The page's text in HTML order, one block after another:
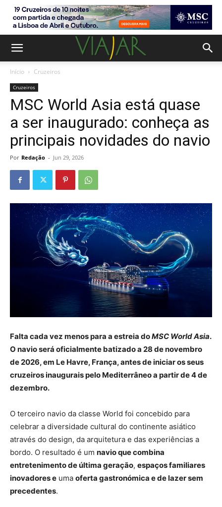
Início Cruzeiros
Cruzeiros
MSC World Asia está quase
a ser inaugurado: conheça as
principais novidades do navio
Por Redação - Jun 29, 2026
Falta cada vez menos para a estreia doMSC World Asia.
O navio será oficialmente batizado a 28 de novembro
de 2026, em Le Havre, França, antes de iniciar os seus
cruzeiros inaugurais pelo Mediterrâneo a partir de 4 de
dezembro.
O terceiro navio da classe World foi concebido para
celebrar a diversidade cultural do continente asiático
através do design, da arquitetura e das experiências a
bordo. O resultado é um navio que combina
entretenimento de última geração, espaços familiares
inovadores e uma oferta gastronómica e de lazer sem
precedentes.